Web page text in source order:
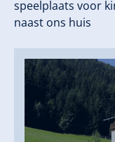
speelplaats voor
naast ons huis